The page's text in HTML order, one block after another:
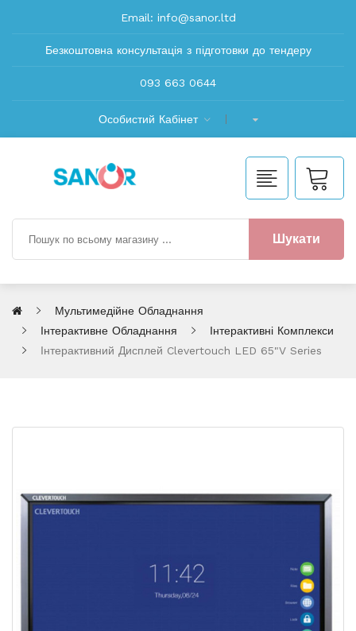
Email: info@sanor.ltd
Безкоштовна консультація з підготовки до тендеру
093 663 0644
Особистий Кабінет
Шукати
Мультимедійне Обладнання
Інтерактивне Обладнання
Інтерактивні Комплекси
Інтерактивний Дисплей Clevertouch LED 65"V Series